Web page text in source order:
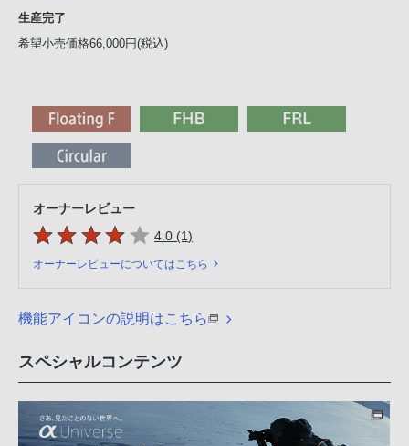
生産完了
希望小売価格66,000円(税込)
オーナーレビュー
5つの星のうち
4.0 (1件のレビュー
)
オーナーレビューについてはこちら
機能アイコンの説明はこちら
スペシャルコンテンツ